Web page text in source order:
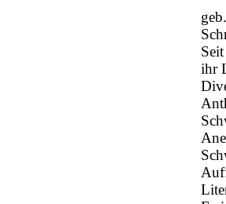
ihr